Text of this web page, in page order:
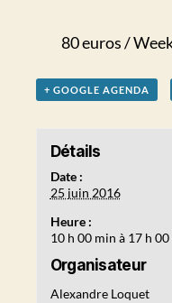
80 euros /
+ GOOGLE AGENDA
Détails
Date :
25 juin 2016
Heure :
10 h 00 min à 17 h
Organisateur
Alexandre Loquet